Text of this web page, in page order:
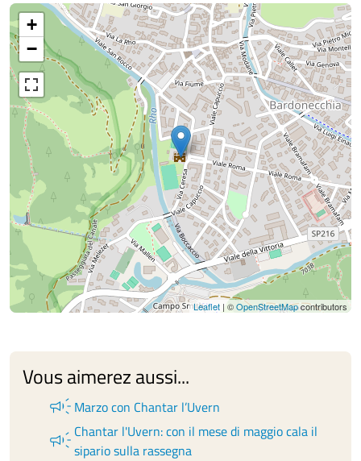
+
−
Leaflet| ©OpenStreetMapcontributors
Vous aimerez aussi...
campaign Marzo con Chantar l’Uvern
campaign Chantar l'Uvern: con il mese di maggio cala il
sipario sulla rassegna